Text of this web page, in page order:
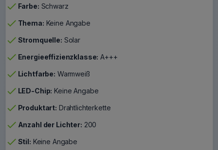
check Farbe: Schwarz
check Thema: Keine Angabe
check Stromquelle: Solar
check Energieeffizienzklasse: A+++
check Lichtfarbe: Warmweiß
check LED-Chip: Keine Angabe
check Produktart: Drahtlichterkette
check Anzahl der Lichter: 200
check Stil: Keine Angabe